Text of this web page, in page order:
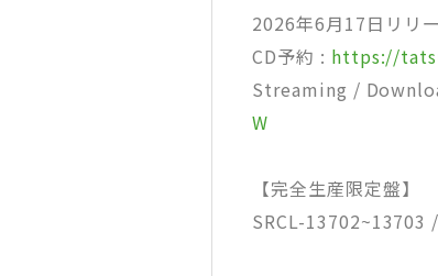
2026年6月17日リリ
CD予約 : https://
Streaming /
W
【完全生産限定盤】
SRCL-13702~13703